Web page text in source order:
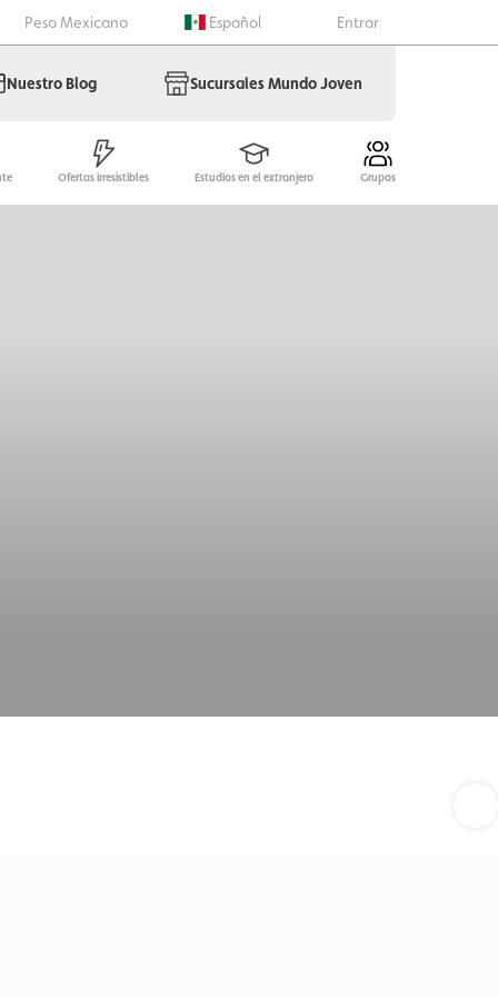
Peso Mexicano Español Entrar
Nuestro Blog Sucursales Mundo Joven
Ofertas irresistibles Estudios en el extranjero Grupos